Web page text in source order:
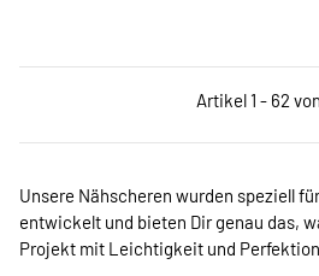
Artikel 1 - 62
Unsere Nähscheren wurden speziell
entwickelt und bieten Dir genau das,
Projekt mit Leichtigkeit und